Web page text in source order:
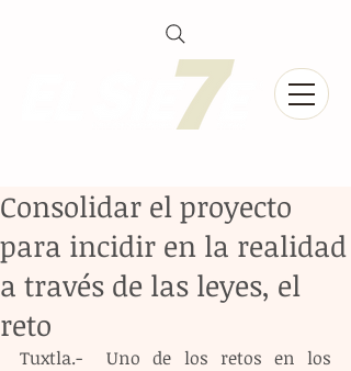
Consolidar el proyecto
para incidir en la realidad
a través de las leyes, el
reto
Tuxtla.-  Uno de los retos en los